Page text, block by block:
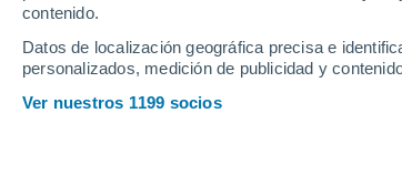
contenido.
Datos de localización geográfica precisa e
personalizados, medición de publicidad y
Ver nuestros 1199 socios